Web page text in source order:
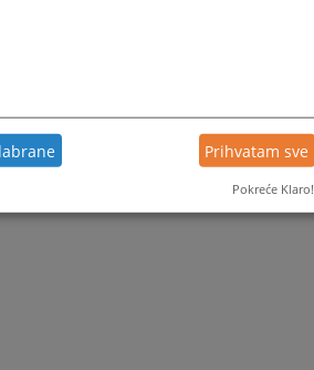
Prihvatam sve
Pokreće Klaro!